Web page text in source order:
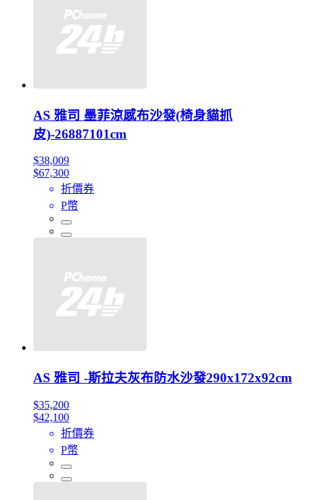
AS 雅司 墨菲涼感布沙發(椅身貓抓
皮)-26887101cm
$38,009
$67,300
折價券
P幣
AS 雅司 -斯拉夫灰布防水沙發290x172x92cm
$35,200
$42,100
折價券
P幣